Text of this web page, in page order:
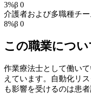
3%β 0
介護者および多職種チ
8%β 0
この職業につい
作業療法士として働い
えています。自動化リ
も影響を受けるのは患